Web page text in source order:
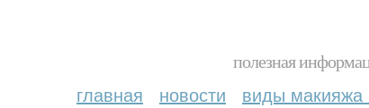
полезная
главная новости виды макияжа